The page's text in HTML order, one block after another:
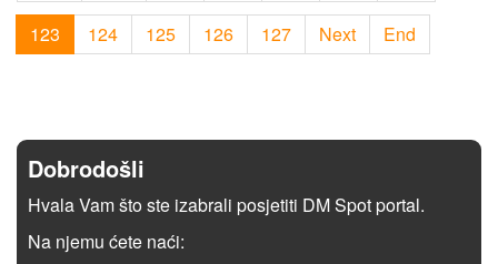
123 124 125 126 127 Next End
Dobrodošli
Hvala Vam što ste izabrali posjetiti DM Spot portal.
Na njemu ćete naći: